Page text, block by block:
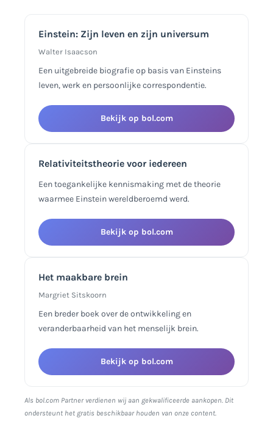
Einstein: Zijn leven en zijn universum
Walter Isaacson
Een uitgebreide biografie op basis van Einsteins
leven, werk en persoonlijke correspondentie.
Bekijk op bol.com
Relativiteitstheorie voor iedereen
Een toegankelijke kennismaking met de theorie
waarmee Einstein wereldberoemd werd.
Bekijk op bol.com
Het maakbare brein
Margriet Sitskoorn
Een breder boek over de ontwikkeling en
veranderbaarheid van het menselijk brein.
Bekijk op bol.com
Als bol.com Partner verdienen wij aan gekwalificeerde aankopen. Dit
ondersteunt het gratis beschikbaar houden van onze content.